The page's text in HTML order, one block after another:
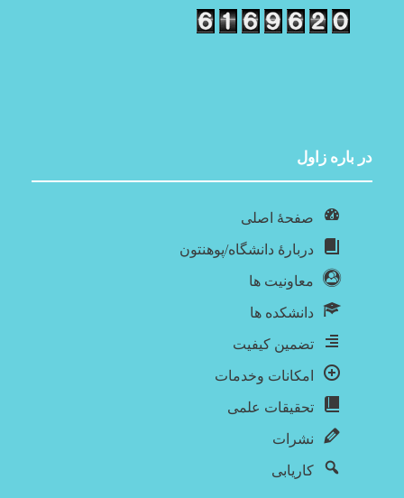
در باره‌ زاول
صفحۀ اصلی
دربارۀ‌ دانشگاه/پوهنتون
معاونیت ها
دانشکده ها
تضمین کیفیت
امکانات وخدمات
تحقیقات علمی
نشرات
کاریابی